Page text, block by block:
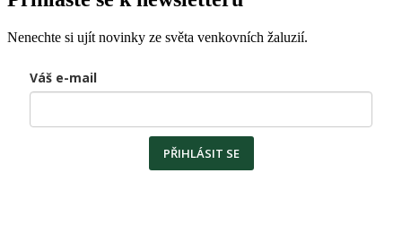
Nenechte si ujít novinky ze světa venkovních žaluzií.
Váš e-mail
PŘIHLÁSIT SE